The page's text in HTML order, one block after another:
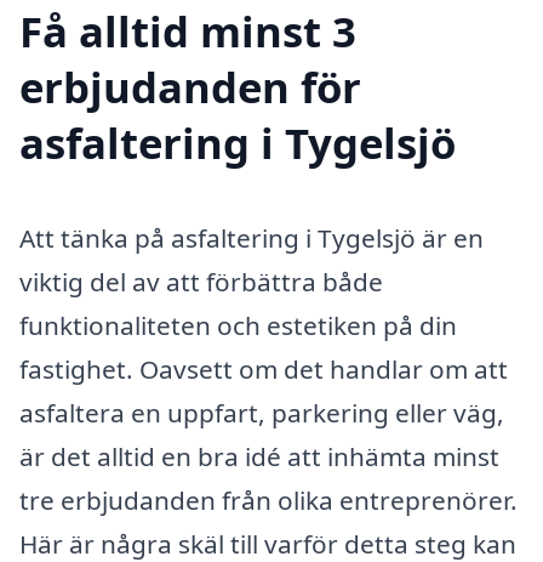
Få alltid minst 3
erbjudanden för
asfaltering i Tygelsjö
Att tänka på asfaltering i Tygelsjö är en
viktig del av att förbättra både
funktionaliteten och estetiken på din
fastighet. Oavsett om det handlar om att
asfaltera en uppfart, parkering eller väg,
är det alltid en bra idé att inhämta minst
tre erbjudanden från olika entreprenörer.
Här är några skäl till varför detta steg kan